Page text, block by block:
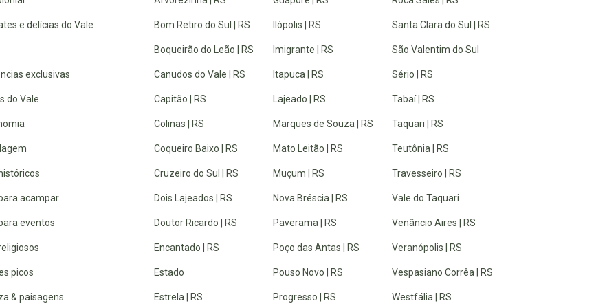
e delícias do Vale
exclusivas
do Vale
acampar
eventos
picos
& paisagens
Bom Retiro do Sul | RS
Boqueirão do Leão | RS
Canudos do Vale | RS
Capitão | RS
Colinas | RS
Coqueiro Baixo | RS
Cruzeiro do Sul | RS
Dois Lajeados | RS
Doutor Ricardo | RS
Encantado | RS
Estado
Estrela | RS
Ilópolis | RS
Imigrante | RS
Itapuca | RS
Lajeado | RS
Marques de Souza | RS
Mato Leitão | RS
Muçum | RS
Nova Bréscia | RS
Paverama | RS
Poço das Antas | RS
Pouso Novo | RS
Progresso | RS
Santa Clara do Sul | RS
São Valentim do Sul
Sério | RS
Tabaí | RS
Taquari | RS
Teutônia | RS
Travesseiro | RS
Vale do Taquari
Venâncio Aires | RS
Veranópolis | RS
Vespasiano Corrêa | RS
Westfália | RS